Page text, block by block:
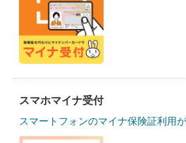
スマホマイナ受付
スマートフォンのマイナ保険証利用